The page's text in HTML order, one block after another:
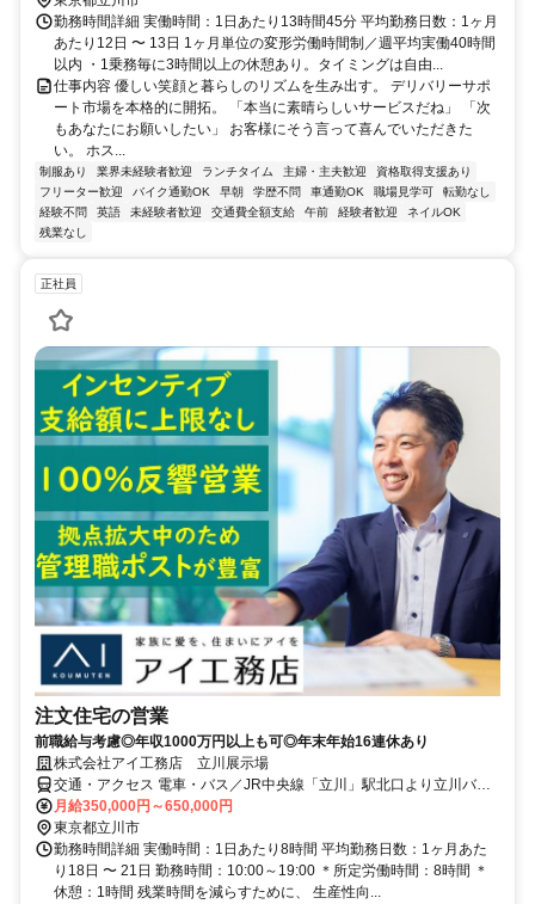
勤務時間詳細 実働時間：1日あたり13時間45分 平均勤務日数：1ヶ月
あたり12日 〜 13日 1ヶ月単位の変形労働時間制／週平均実働40時間
以内 ・1乗務毎に3時間以上の休憩あり。タイミングは自由...
仕事内容 優しい笑顔と暮らしのリズムを生み出す。 デリバリーサポ
ート市場を本格的に開拓。 「本当に素晴らしいサービスだね」 「次
もあなたにお願いしたい」 お客様にそう言って喜んでいただきた
い。 ホス...
制服あり 業界未経験者歓迎 ランチタイム 主婦・主夫歓迎
資格取得支援あり
フリーター歓迎
バイク通勤OK 早朝 学歴不問 車通勤OK 職場見学可
転勤なし
経験不問
英語 未経験者歓迎 交通費全額支給 午前 経験者歓迎
ネイルOK
残業なし
正社員
注文住宅の営業
前職給与考慮◎年収1000万円以上も可◎年末年始16連休あり
株式会社アイ工務店 立川展示場
交通・アクセス 電車・バス／JR中央線「立川」駅北口より立川バス
「立川サンシャインパーク前」下車、 多摩都市モノレール「立飛」
駅下車
月給350,000円～650,000円
東京都立川市
勤務時間詳細 実働時間：1日あたり8時間 平均勤務日数：1ヶ月あた
り18日 〜 21日 勤務時間：10:00～19:00 ＊所定労働時間：8時間 ＊
休憩：1時間 残業時間を減らすために、 生産性向...